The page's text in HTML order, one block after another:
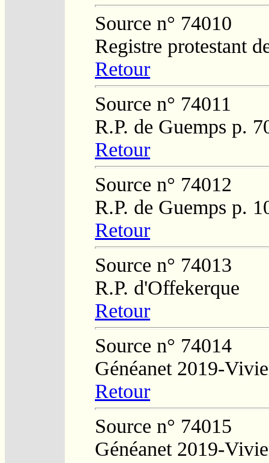
Source n° 74010
Registre protestant
Retour
Source n° 74011
R.P. de Guemps p.
Retour
Source n° 74012
R.P. de Guemps p.
Retour
Source n° 74013
R.P. d'Offekerque
Retour
Source n° 74014
Généanet 2019-
Retour
Source n° 74015
Généanet 2019-